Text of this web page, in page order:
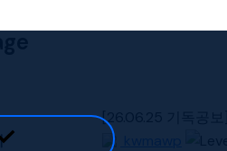
[26.06.25 기독공보